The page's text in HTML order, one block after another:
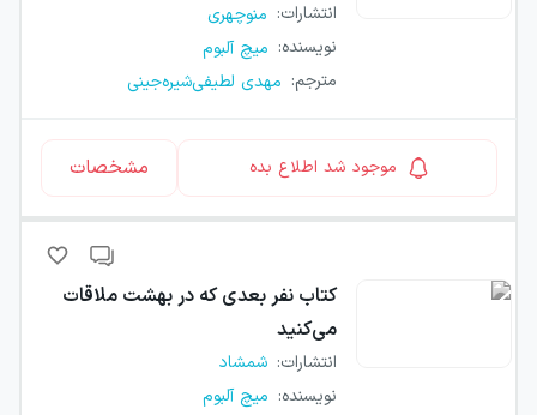
انتشارات: منوچهری
نویسنده: میچ آلبوم
مترجم: مهدی لطیفی‌شیره‌جینی
موجود شد اطلاع بده مشخصات
کتاب نفر بعدی که در بهشت ملاقات
می‌کنید
انتشارات: شمشاد
نویسنده: میچ آلبوم